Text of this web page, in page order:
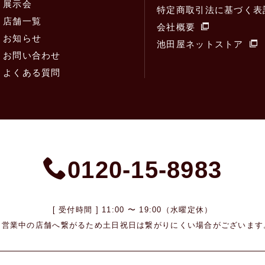
展示会
店舗一覧
お知らせ
お問い合わせ
よくある質問
特定商取引法に基づく表
会社概要
池田屋ネットストア
0120-15-8983
[ 受付時間 ] 11:00 〜 19:00（水曜定休）
業中の店舗へ繋がるため 土日祝日は繋がりにくい場合がございます